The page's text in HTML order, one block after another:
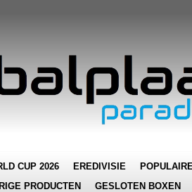
CUP 2026 EREDIVISIE
PRODUCTEN GESLOTEN BOXEN